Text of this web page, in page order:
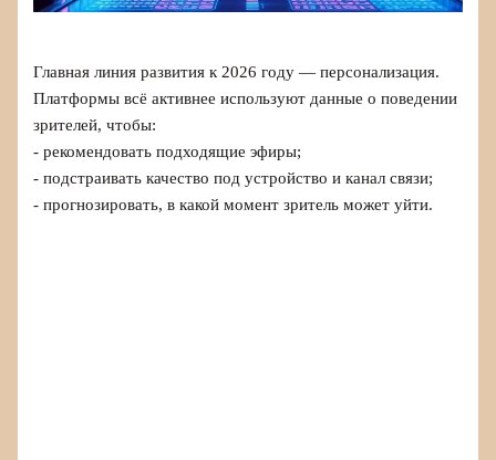
Главная линия развития к 2026 году — персонализация.
Платформы всё активнее используют данные о поведении
зрителей, чтобы:
- рекомендовать подходящие эфиры;
- подстраивать качество под устройство и канал связи;
- прогнозировать, в какой момент зритель может уйти.